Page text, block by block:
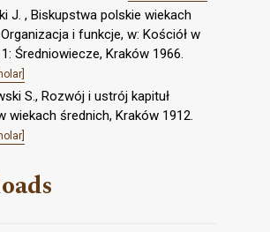
J. , Biskupstwa polskie wiekach
i funkcje, w: Kościół w
Średniowiecze, Kraków 1966.
S., Rozwój i ustrój kapituł
wiekach średnich, Kraków 1912.